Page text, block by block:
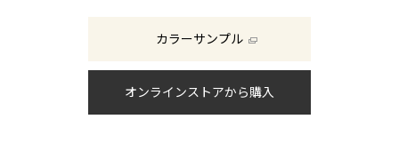
カラーサンプル
オンラインストアから購入